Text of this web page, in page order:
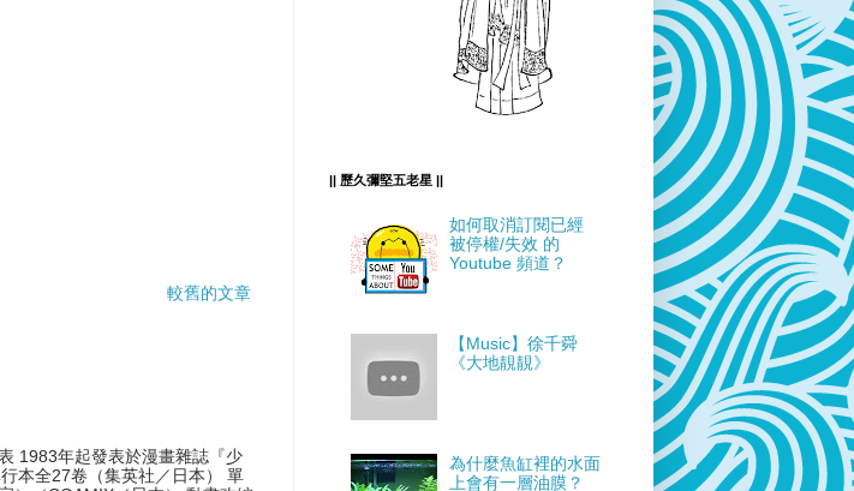
較舊的文章
1983年起發表於漫畫雜誌『少
本全27卷（集英社／日本） 單
|| 歷久彌堅五老星 ||
如何取消訂閱已經
被停權/失效 的
Youtube 頻道？
【Music】徐千舜
《大地靚靚》
為什麼魚缸裡的水面
上會有一層油膜？